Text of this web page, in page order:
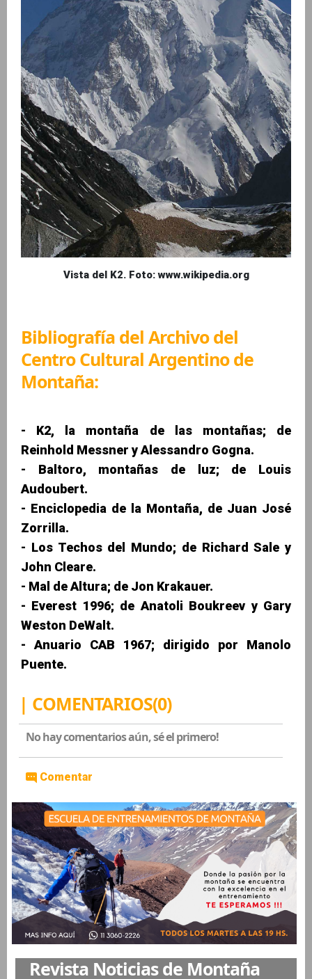
Vista del K2. Foto: www.wikipedia.org
Bibliografía del Archivo del
Centro Cultural Argentino de
Montaña:
- K2, la montaña de las montañas; de
Reinhold Messner y Alessandro Gogna.
- Baltoro, montañas de luz; de Louis
Audoubert.
- Enciclopedia de la Montaña, de Juan José
Zorrilla.
- Los Techos del Mundo; de Richard Sale y
John Cleare.
- Mal de Altura; de Jon Krakauer.
- Everest 1996; de Anatoli Boukreev y Gary
Weston DeWalt.
- Anuario CAB 1967; dirigido por Manolo
Puente.
| COMENTARIOS(0)
No hay comentarios aún, sé el primero!
Comentar
Revista Noticias de Montaña